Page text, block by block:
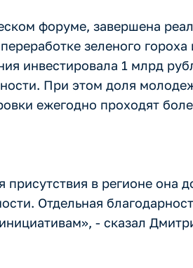
форуме, завершена
зеленого гороха
инвестировала 1 млрд
При этом доля
ежегодно проходят
в регионе она
Отдельная
- сказал